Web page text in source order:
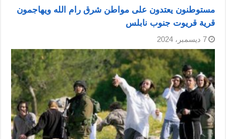
مستوطنون يعتدون على مواطن شرق رام الله ويهاجمون
قرية قريوت جنوب نابلس
7 ديسمبر، 2024